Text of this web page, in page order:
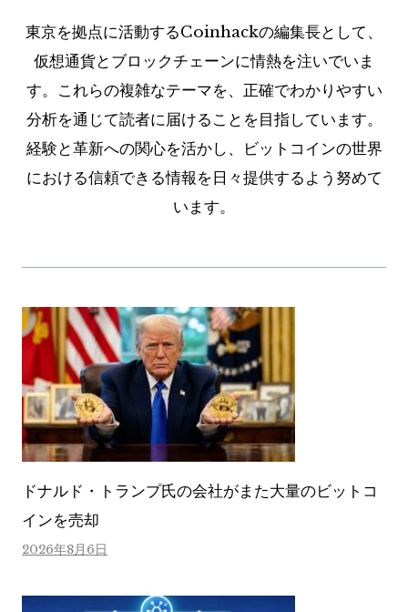
東京を拠点に活動するCoinhackの編集長として、
仮想通貨とブロックチェーンに情熱を注いでいま
す。これらの複雑なテーマを、正確でわかりやすい
分析を通じて読者に届けることを目指しています。
経験と革新への関心を活かし、ビットコインの世界
における信頼できる情報を日々提供するよう努めて
います。
ドナルド・トランプ氏の会社がまた大量のビットコ
インを売却
2026年8月6日